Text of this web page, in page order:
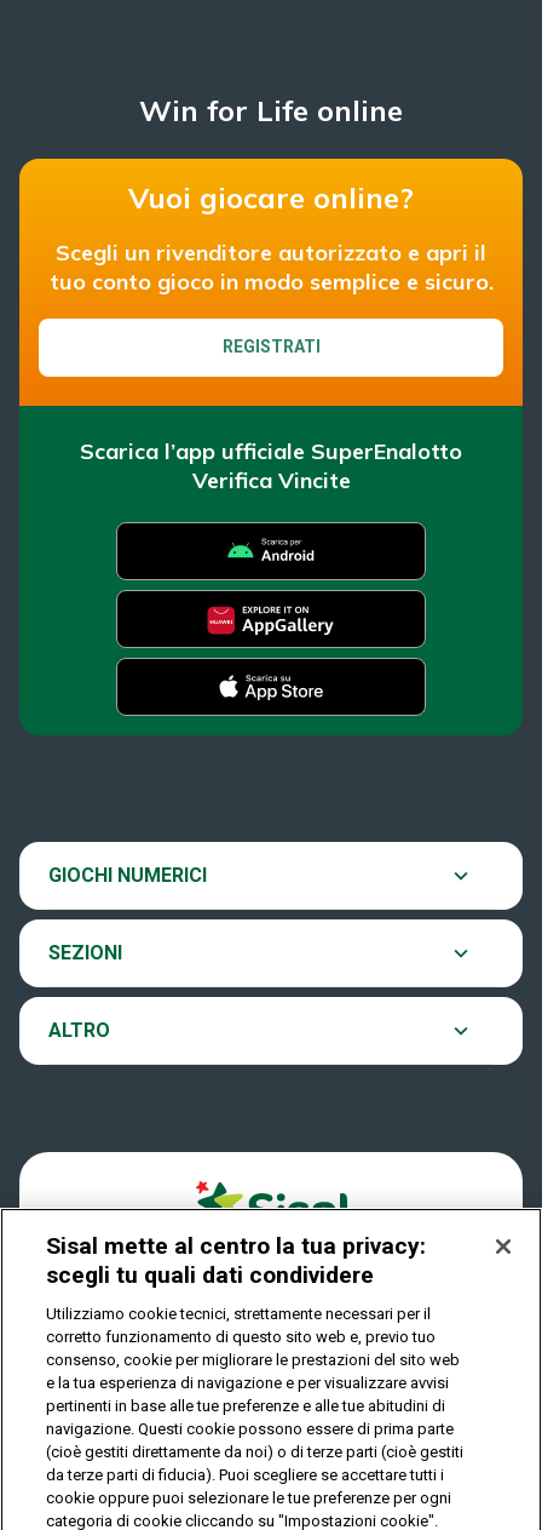
Win for Life online
Vuoi giocare online?
Scegli un rivenditore autorizzato e apri il
tuo conto gioco in modo semplice e sicuro.
REGISTRATI
Scarica l’app ufficiale SuperEnalotto
Verifica Vincite
GIOCHI NUMERICI
SuperEnalotto
EuroJackpot
VinciCasa
Play Your Date
SEZIONI
News
Verifica vincite
Come si gioca
Dove si gioca
Quanto si vince
Come riscuotere
ALTRO
Contatti
Notifiche
Privacy
IL GIOCO È VIETATO AI MINORI E PUÒ CAUSARE
DIPENDENZA PATOLOGICA
© Copyright Sisal Italia S.p.A. - P.I. 02433760135
Privacy Cookies
Mappa
del
Sisal mette al centro la tua privacy:
scegli tu quali dati condividere
Utilizziamo cookie tecnici, strettamente necessari per il
corretto funzionamento di questo sito web e, previo tuo
consenso, cookie per migliorare le prestazioni del sito web
e la tua esperienza di navigazione e per visualizzare avvisi
pertinenti in base alle tue preferenze e alle tue abitudini di
navigazione. Questi cookie possono essere di prima parte
(cioè gestiti direttamente da noi) o di terze parti (cioè gestiti
da terze parti di fiducia). Puoi scegliere se accettare tutti i
cookie oppure puoi selezionare le tue preferenze per ogni
categoria di cookie cliccando su "Impostazioni cookie".